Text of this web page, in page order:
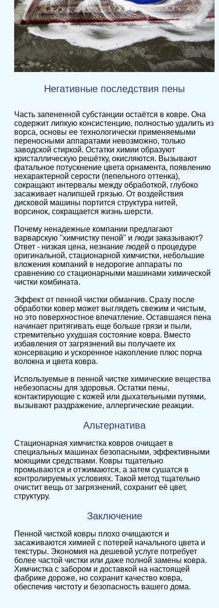
Негативные последствия пены
Часть запененной субстанции остаётся в ковре. Она
содержит липкую консистенцию, полностью удалить из
ворса, основы ее технологически применяемыми
переносными аппаратами невозможно, только
заводской стиркой. Остатки химии образуют
кристаллическую решётку, окисляются. Вызывают
фатальное потускнение цвета орнамента, появлению
нехарактерной серости (пепельного оттенка),
сокращают интервалы между обработкой, глубоко
засаживает налипшей грязью. От воздействия
дисковой машины портится структура нитей,
ворсинок, сокращается жизнь шерсти.
Почему ненадежные компании предлагают
варварскую "химчистку пеной" и люди заказывают?
Ответ - низкая цена, незнание людей о процедуре
оригинальной, стационарной химчистки, небольшие
вложения компаний в недорогие аппараты по
сравнению со стационарными машинами химической
чистки комбината.
Эффект от пенной чистки обманчив. Сразу после
обработки ковер может выглядеть свежим и чистым,
но это поверхностное впечатление. Оставшаяся пена
начинает притягивать еще больше грязи и пыли,
стремительно ухудшая состояние ковра. Вместо
избавления от загрязнений вы получаете их
консервацию и ускоренное накопление плюс порча
волокна и цвета ковра.
Используемые в пенной чистке химические вещества
небезопасны для здоровья. Остатки пены,
контактирующие с кожей или дыхательными путями,
вызывают раздражение, аллергические реакции.
Альтернатива
Стационарная химчистка ковров очищает в
специальных машинах безопасными, эффективными
моющими средствами. Ковры тщательно
промываются и отжимаются, а затем сушатся в
контролируемых условиях. Такой метод тщательно
очистит вещь от загрязнений, сохранит её цвет,
структуру.
Заключение
Пенной чисткой ковры плохо очищаются и
засаживаются химией с потерей начального цвета и
текстуры. Экономия на дешевой услуге потребует
более частой чистки или даже полной замены ковра.
Химчистка с забором и доставкой на настоящей
фабрике дороже, но сохранит качество ковра,
обеспечив чистоту и безопасность вашего дома.